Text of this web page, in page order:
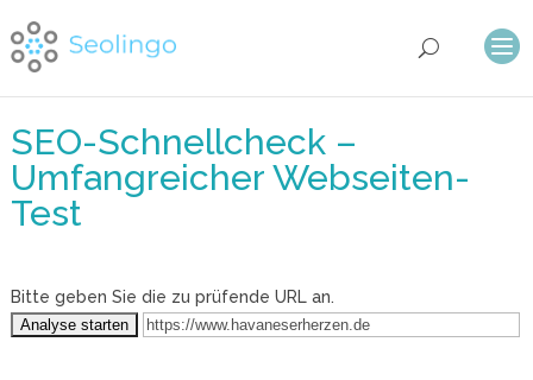
SEO-Schnellcheck –
Umfangreicher Webseiten-
Test
Bitte geben Sie die zu prüfende URL an.